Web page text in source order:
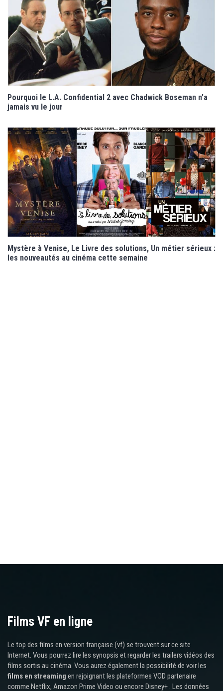
Pourquoi le L.A. Confidential 2 avec Chadwick Boseman n’a
jamais vu le jour
Mystère à Venise, Le Livre des solutions, Un métier sérieux :
les nouveautés au cinéma cette semaine
Films VF en ligne
Le top des films en version française (vf) se trouvent sur ce site
Internet. Vous pourrez lire les synopsis et regarder les trailers vidéos des
films sortis au cinéma. Vous aurez également la possibilité de voir les
films en streaming en rejoignant les plateformes VOD partenaire
comme Netflix, Amazon Prime Video ou encore Disney+ . Les données